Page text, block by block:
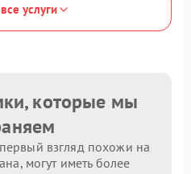
услуги
которые мы
взгляд похожи на
могут иметь более